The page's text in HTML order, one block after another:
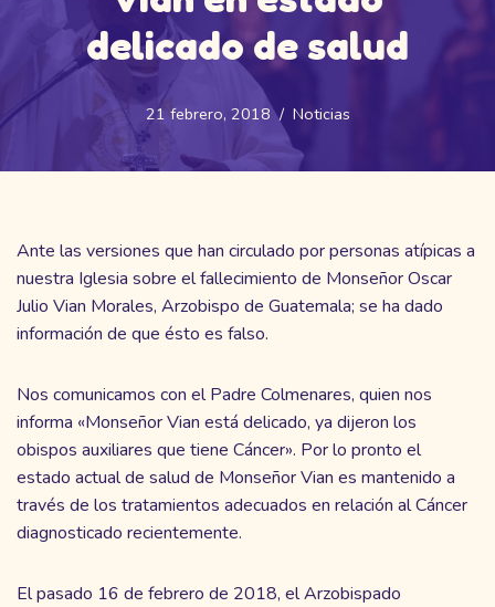
delicado de salud
21 febrero, 2018 Noticias
Ante las versiones que han circulado por personas atípicas a
nuestra Iglesia sobre el fallecimiento de Monseñor Oscar
Julio Vian Morales, Arzobispo de Guatemala; se ha dado
información de que ésto es falso.
Nos comunicamos con el Padre Colmenares, quien nos
informa «Monseñor Vian está delicado, ya dijeron los
obispos auxiliares que tiene Cáncer». Por lo pronto el
estado actual de salud de Monseñor Vian es mantenido a
través de los tratamientos adecuados en relación al Cáncer
diagnosticado recientemente.
El pasado 16 de febrero de 2018, el Arzobispado